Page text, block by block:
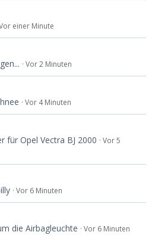
einer Minute
Vor 2 Minuten
Vor 4 Minuten
für Opel Vectra BJ 2000
Vor 5
Vor 6 Minuten
die Airbagleuchte Vor 6 Minuten